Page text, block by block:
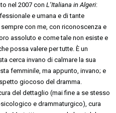
nel 2007 conL’Italiana in Algeri:
e umana e di tante
con me, con riconoscenza e
assoluto e come tale non esiste e
possa valere per tutte. È un
cerca invano di calmare la sua
femminile, ma appunto, invano; e
giocoso del dramma.
del dettaglio (mai fine a se stesso
e drammaturgico), cura